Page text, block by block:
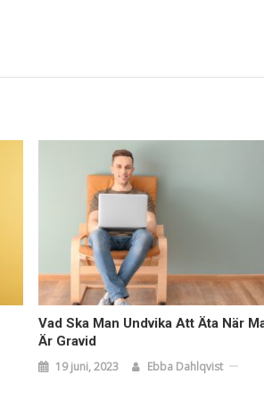
Vad Ska Man Undvika Att Äta När
Är Gravid
19 juni, 2023 Ebba Dahlqvist